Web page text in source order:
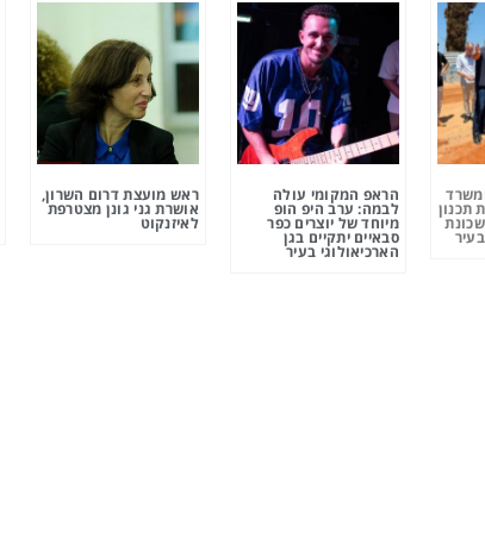
תכנון
הראפ המקומי עולה
לבמה: ערב היפ הופ
מיוחד של יוצרים כפר
סבאיים יתקיים בגן
הארכיאולוגי בעיר
ראש מועצת דרום השרון,
אושרת גני גונן מצטרפת
לאיזנקוט